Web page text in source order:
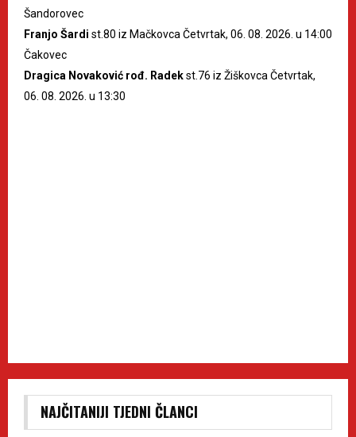
Šandorovec
Franjo Šardi st.80 iz Mačkovca Četvrtak, 06. 08. 2026. u 14:00
Čakovec
Dragica Novaković rođ. Radekst.76 iz Žiškovca Četvrtak,
06. 08. 2026. u 13:30
NAJČITANIJI TJEDNI ČLANCI